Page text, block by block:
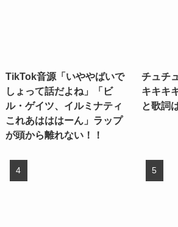
TikTok音源「いややばいで
しょって話だよね」「ビ
ル・ゲイツ、イルミナティ
これあはははーん」ラップ
が頭から離れない！！
チュチ
キキキ
と歌詞